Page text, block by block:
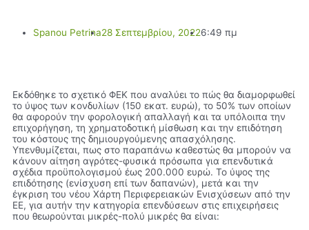
Spanou Petrina28 Σεπτεμβρίου, 20226:49 πμ
Εκδόθηκε το σχετικό ΦΕΚ που αναλύει το πώς θα διαµορφωθεί
το ύψος των κονδυλίων (150 εκατ. ευρώ), το 50% των οποίων
θα αφορούν την φορολογική απαλλαγή και τα υπόλοιπα την
επιχορήγηση, τη χρηµατοδοτική µίσθωση και την επιδότηση
του κόστους της δηµιουργούµενης απασχόλησης.
Υπενθυµίζεται, πως στο παραπάνω καθεστώς θα µπορούν να
κάνουν αίτηση αγρότες-φυσικά πρόσωπα για επενδυτικά
σχέδια προϋπολογισµού έως 200.000 ευρώ. Το ύψος της
επιδότησης (ενίσχυση επί των δαπανών), µετά και την
έγκριση του νέου Χάρτη Περιφερειακών Ενισχύσεων από την
ΕΕ, για αυτήν την κατηγορία επενδύσεων στις επιχειρήσεις
που θεωρούνται μικρές-πολύ μικρές θα είναι: